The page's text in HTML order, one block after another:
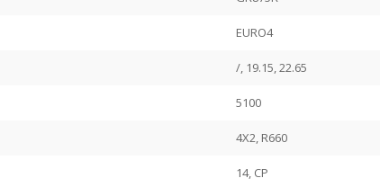
EURO4
/, 19.15, 22.65
5100
4X2, R660
14, CP